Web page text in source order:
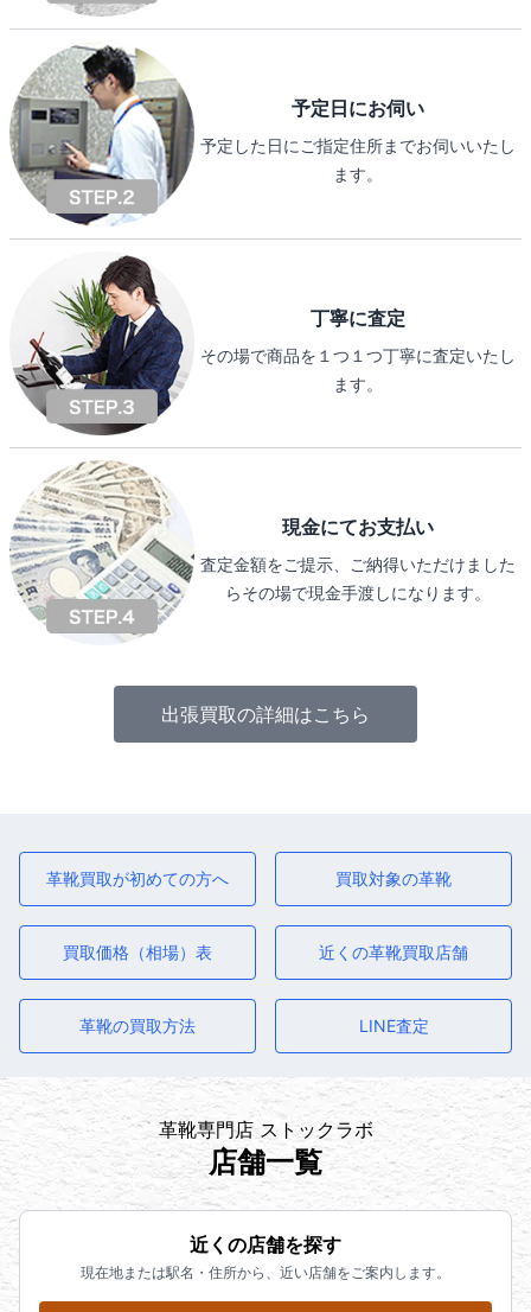
予定日にお伺い
予定した日にご指定住所までお伺いいたし
ます。
丁寧に査定
その場で商品を１つ１つ丁寧に査定いたし
ます。
現金にてお支払い
査定金額をご提示、ご納得いただけました
らその場で現金手渡しになります。
出張買取の詳細はこちら
革靴買取が初めての方へ 買取対象の革靴
買取価格（相場）表 近くの革靴買取店舗
革靴の買取方法 LINE査定
革靴専門店 ストックラボ
店舗一覧
近くの店舗を探す
現在地または駅名・住所から、近い店舗をご案内します。